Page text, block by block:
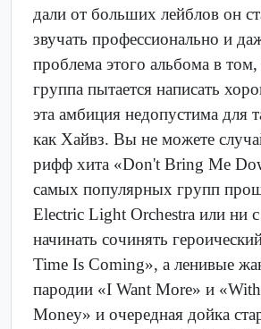
дали от больших лейблов он
звучать профессионально и
проблема этого альбома в
группа пытается написать
эта амбиция недопустима для
как Хайвз. Вы не можете
рифф хита «Don't Bring Me
самых популярных групп
Electric Light Orchestra или ни с
начинать сочинять
Time Is Coming», а ленивые
пародии «I Want More» и
Money» и очередная дойка